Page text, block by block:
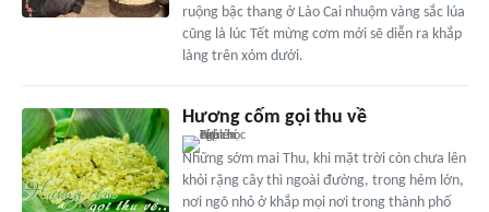
ruộng bậc thang ở Lào Cai nhuộm vàng sắc lúa
cũng là lúc Tết mừng cơm mới sẽ diễn ra khắp
làng trên xóm dưới.
Hương cốm gọi thu về
Những sớm mai Thu, khi mặt trời còn chưa lên
khỏi rặng cây thì ngoài đường, trong hẻm lớn,
nơi ngõ nhỏ ở khắp mọi nơi trong thành phố